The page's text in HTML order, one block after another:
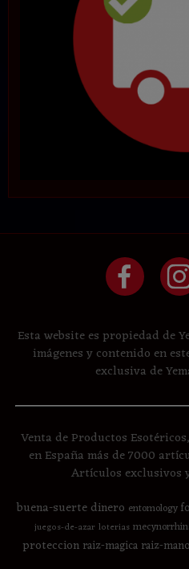
Esta website es propiedad de
imágenes y contenido en
exclusiva de
Venta de Productos
en España más de 7000
Artículos exclusivos
buena-suertedinero entomology
juegos-de-azar loterias
proteccion raiz-magica raiz-